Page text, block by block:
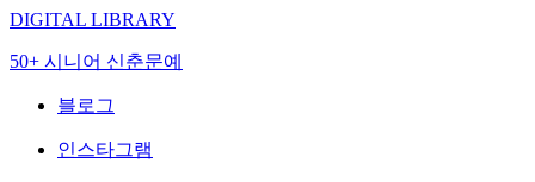
DIGITAL LIBRARY
50+ 시니어 신춘문예
블로그
인스타그램